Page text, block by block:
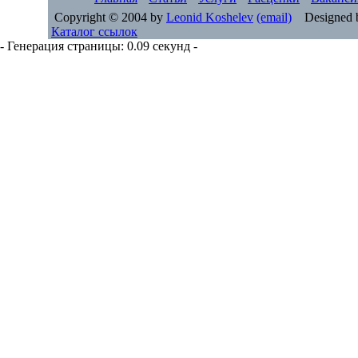
Copyright © 2004 by Leonid Koshelev (email) Designed
Каталог ссылок
- Генерация страницы: 0.09 секунд -